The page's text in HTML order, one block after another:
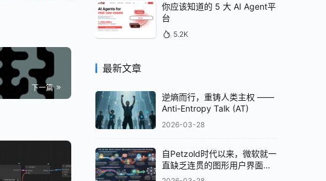
下一篇
你应该知道的 5 大 AI Agent平
台
5.2K
最新文章
逆熵而行，重铸人类主权 ——
Anti-Entropy Talk (AT)
2026-03-28
自Petzold时代以来，微软就一
直缺乏连贯的图形用户界面
（GUI）策略